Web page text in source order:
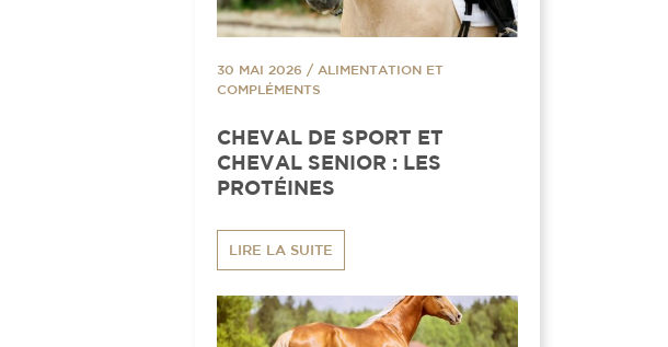
30 MAI 2026 / ALIMENTATION ET
COMPLÉMENTS
CHEVAL DE SPORT ET
CHEVAL SENIOR : LES
PROTÉINES
LIRE LA SUITE